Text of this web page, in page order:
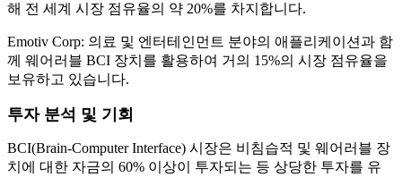
해 전 세계 시장 점유율의 약 20%를 차지합니다.
Emotiv Corp: 의료 및 엔터테인먼트 분야의 애플리케이션과 함
께 웨어러블 BCI 장치를 활용하여 거의 15%의 시장 점유율을
보유하고 있습니다.
투자 분석 및 기회
BCI(Brain-Computer Interface) 시장은 비침습적 및 웨어러블 장
치에 대한 자금의 60% 이상이 투자되는 등 상당한 투자를 유